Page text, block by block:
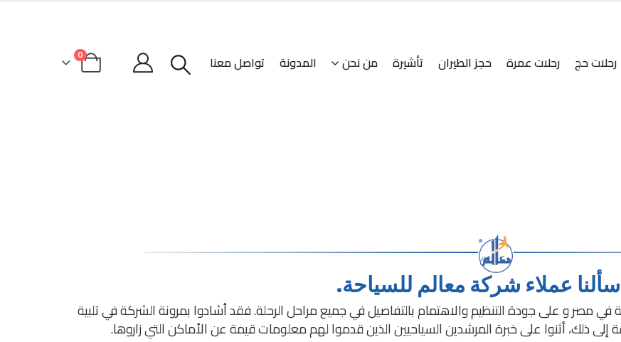
رحلات حج رحلات عمرة حجز الطيران تأشيرة من نحن المدونة تواصل معنا 0
سألنا عملاء شركة معالم للسياحة.
و على جودة التنظيم والاهتمام بالتفاصيل في جميع مراحل الرحلة. فقد أشادوا بمرونة الشركة في تلبية
ذلك، أثنوا على خبرة المرشدين السياحيين الذين قدموا لهم معلومات قيمة عن الأماكن التي زاروها.